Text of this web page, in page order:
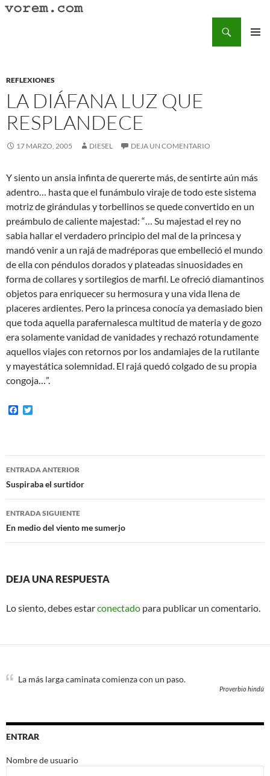
Saltar
REFLEXIONES
LA DIÁFANA LUZ QUE
RESPLANDECE
17 MARZO, 2005 DIESEL DEJA UN COMENTARIO
Y siento un ansia infinta de quererte más, de sentirte aún más
adentro… hasta que el funámbulo viraje de todo este sistema
motriz de girándulas y torbellinos se quede convertido en un
preámbulo de caliente majestad: “… Su majestad el rey no
sabia hallar el verdadero principio del mal de la princesa y
mandó venir a un rajá de madréporas que embelleció el mundo
de ella con péndulos dorados y plateadas sinuosidades en
forma de collares y sortilegios de marfil. Le ofreció diamantinos
objetos para enriquecer su hermosura y una vida llena de
placeres ardientes. Pero la princesa conocía ya demasiado bien
que toda aquella parafernalesca multitud de materia y de gozo
era solamente vanidad de vanidades y rechazó rotundamente
aquellos viajes con retornos por los andamiajes de la rutilante
y mayestática solemnidad. El rajá quedó colgado de su propia
congoja…”.
F
o
o
e
r
Navegación
de
entradas
ENTRADA ANTERIOR
Suspiraba el surtidor
ENTRADA SIGUIENTE
En medio del viento me sumerjo
DEJA UNA RESPUESTA
Lo siento, debes estarconectado para publicar un comentario.
La más larga caminata comienza con un paso.
Proverbio hindú
ENTRAR
Nombre de usuario